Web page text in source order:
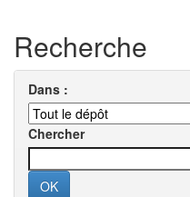
Recherche
Dans :
Chercher